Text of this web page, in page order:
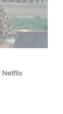
Netflix